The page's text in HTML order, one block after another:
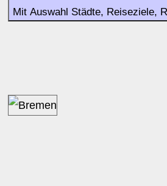
Mit Auswahl Städte, Reiseziele,